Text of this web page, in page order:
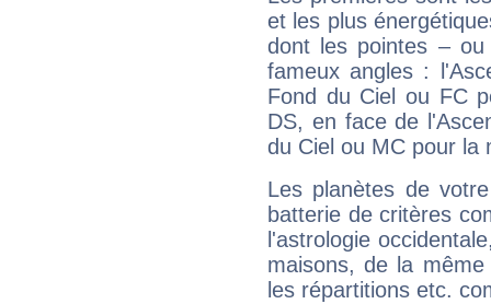
et les plus
dont les pointes –
fameux angles :
Fond du Ciel ou FC
DS, en face de
du Ciel ou MC pour la
Les planètes de
batterie de critères
l'astrologie
maisons, de la
les répartitions etc.